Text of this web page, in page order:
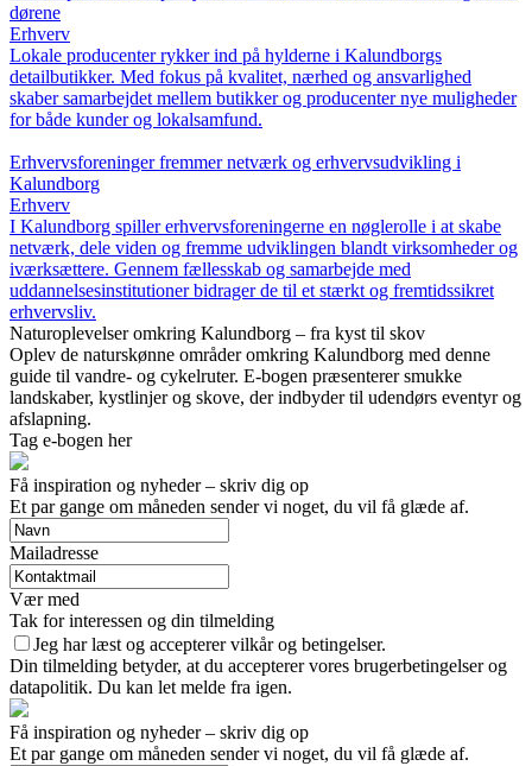
dørene
Erhverv
Lokale producenter rykker ind på hylderne i Kalundborgs
detailbutikker. Med fokus på kvalitet, nærhed og ansvarlighed
skaber samarbejdet mellem butikker og producenter nye muligheder
for både kunder og lokalsamfund.
Erhvervsforeninger fremmer netværk og erhvervsudvikling i
Kalundborg
Erhverv
I Kalundborg spiller erhvervsforeningerne en nøglerolle i at skabe
netværk, dele viden og fremme udviklingen blandt virksomheder og
iværksættere. Gennem fællesskab og samarbejde med
uddannelsesinstitutioner bidrager de til et stærkt og fremtidssikret
erhvervsliv.
Naturoplevelser omkring Kalundborg – fra kyst til skov
Oplev de naturskønne områder omkring Kalundborg med denne
guide til vandre- og cykelruter. E-bogen præsenterer smukke
landskaber, kystlinjer og skove, der indbyder til udendørs eventyr og
afslapning.
Tag e-bogen her
Få inspiration og nyheder – skriv dig op
Et par gange om måneden sender vi noget, du vil få glæde af.
Mailadresse
Vær med
Tak for interessen og din tilmelding
Jeg har læst og accepterer vilkår og betingelser.
Din tilmelding betyder, at du accepterer vores brugerbetingelser og
datapolitik. Du kan let melde fra igen.
Få inspiration og nyheder – skriv dig op
Et par gange om måneden sender vi noget, du vil få glæde af.